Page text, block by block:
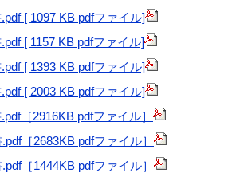
[ 1097 KB pdfファイル]
[ 1157 KB pdfファイル]
[ 1393 KB pdfファイル]
[ 2003 KB pdfファイル]
［2916KB pdfファイル］
［2683KB pdfファイル］
［1444KB pdfファイル］